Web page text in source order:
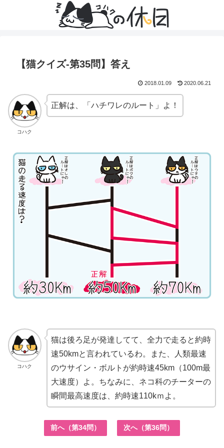
【猫クイズ-第35問】答え
2018.01.09 2020.06.21
コハク
正解は、「ハチワレのルート」よ！
コハク
猫は後ろ足が発達してて、全力で走ると約時
速50kmと言われているわ。また、人類最速
のウサイン・ボルトが約時速45km（100m最
大速度）よ。ちなみに、ネコ科のチーターの
瞬間最高速度は、約時速110kｍよ。
前へ（第34問） 次へ（第36問）